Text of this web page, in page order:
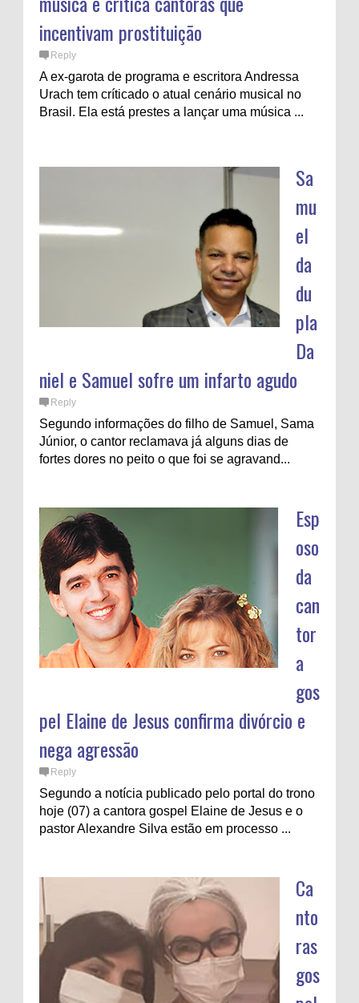
incentivam prostituição
Reply
A ex-garota de programa e escritora Andressa
Urach tem críticado o atual cenário musical no
Brasil. Ela está prestes a lançar uma música ...
Sa
mu
el
da
du
pla
Da
niel e Samuel sofre um infarto agudo
Reply
Segundo informações do filho de Samuel, Sama
Júnior, o cantor reclamava já alguns dias de
fortes dores no peito o que foi se agravand...
Esp
oso
da
can
tor
a
gos
pel Elaine de Jesus confirma divórcio e
nega agressão
Reply
Segundo a notícia publicado pelo portal do trono
hoje (07) a cantora gospel Elaine de Jesus e o
pastor Alexandre Silva estão em processo ...
Ca
nto
ras
gos